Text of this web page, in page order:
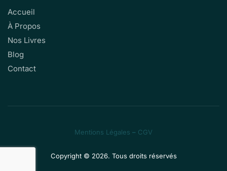
Accueil
À Propos
Nos Livres
Blog
Contact
Mentions Légales – CGV
Copyright © 2026. Tous droits réservés